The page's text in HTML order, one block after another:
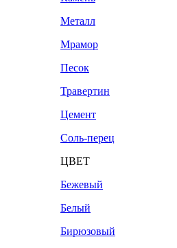
Металл
Мрамор
Песок
Травертин
Цемент
Соль-перец
ЦВЕТ
Бежевый
Белый
Бирюзовый